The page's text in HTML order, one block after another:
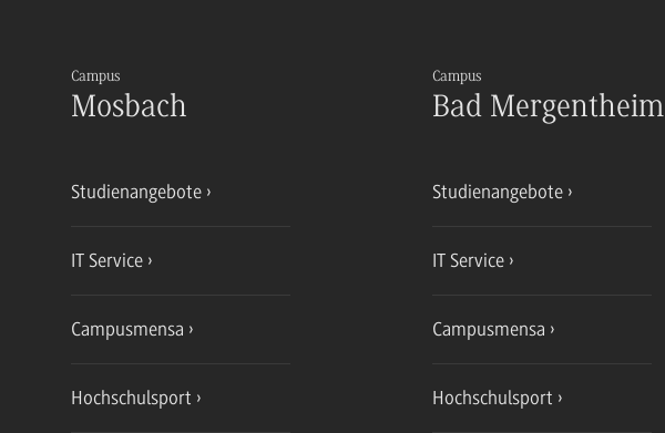
Campus
Mosbach
Studienangebote
IT Service
Campusmensa
Hochschulsport
Campus
Bad Mergentheim
Studienangebote
IT Service
Campusmensa
Hochschulsport